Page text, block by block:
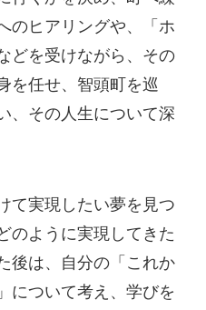
のヒアリングや、「ホ
どを受けながら、その
を任せ、智頭町を巡
、その人生について深
て実現したい夢を見つ
のように実現してきた
後は、自分の「これか
について考え、学びを